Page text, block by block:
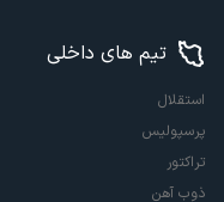
تیم های داخلی
استقلال
پرسپولیس
تراکتور
ذوب آهن